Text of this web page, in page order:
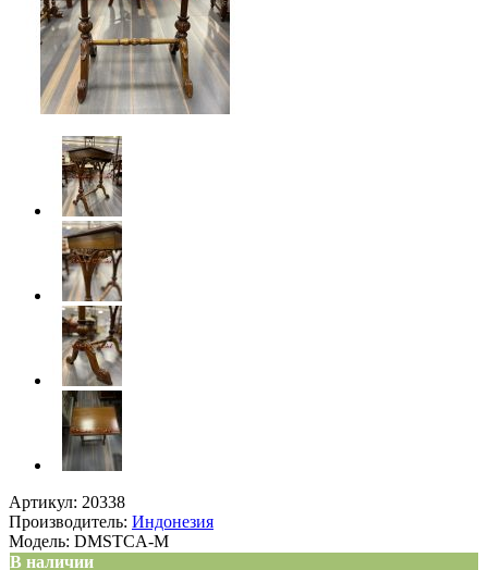
Артикул: 20338
Производитель: Индонезия
Модель: DMSTCA-M
В наличии